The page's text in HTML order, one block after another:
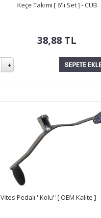
Keçe Takımı [ 6'lı Set ] - CUB
38,88 TL
Vites Pedalı ''Kolu'' [ OEM Kalite ] -